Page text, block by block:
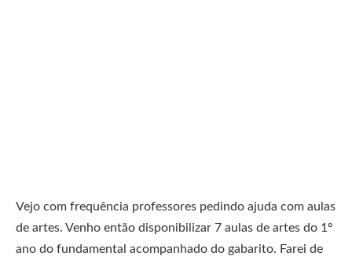
Vejo com frequência professores pedindo ajuda com aulas
de artes. Venho então disponibilizar 7 aulas de artes do 1º
ano do fundamental acompanhado do gabarito. Farei de